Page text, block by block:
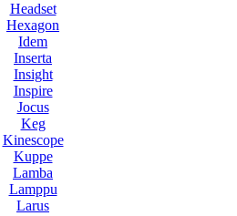
Headset
Hexagon
Idem
Inserta
Insight
Inspire
Jocus
Keg
Kinescope
Kuppe
Lamba
Lamppu
Larus